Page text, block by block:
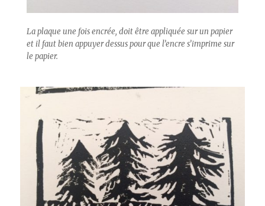
La plaque une fois encrée, doit être appliquée sur un papier
et il faut bien appuyer dessus pour que l’encre s’imprime sur
le papier.